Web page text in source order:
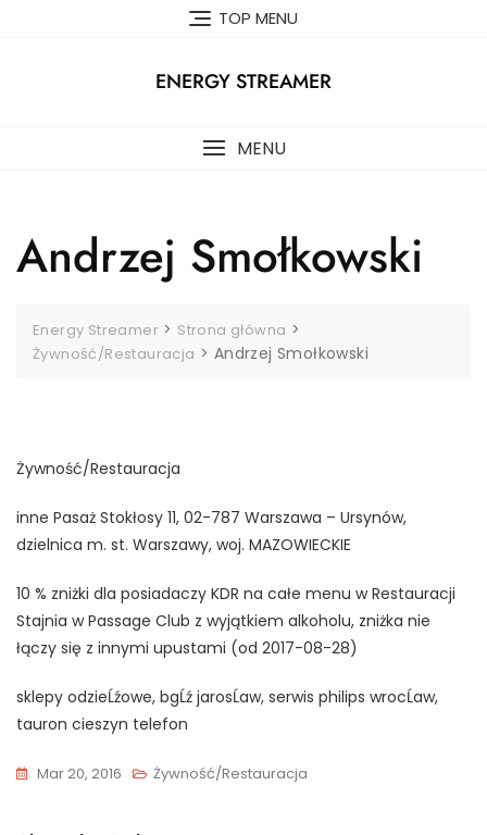
TOP MENU
ENERGY STREAMER
MENU
Andrzej Smołkowski
Energy Streamer > Strona główna >
Żywność/Restauracja > Andrzej Smołkowski
Żywność/Restauracja
inne Pasaż Stokłosy 11, 02-787 Warszawa – Ursynów,
dzielnica m. st. Warszawy, woj. MAZOWIECKIE
10 % zniżki dla posiadaczy KDR na całe menu w Restauracji
Stajnia w Passage Club z wyjątkiem alkoholu, zniżka nie
łączy się z innymi upustami (od 2017-08-28)
sklepy odzieĹźowe, bgĹź jarosĹaw, serwis philips wrocĹaw,
tauron cieszyn telefon
Mar 20, 2016 Żywność/Restauracja